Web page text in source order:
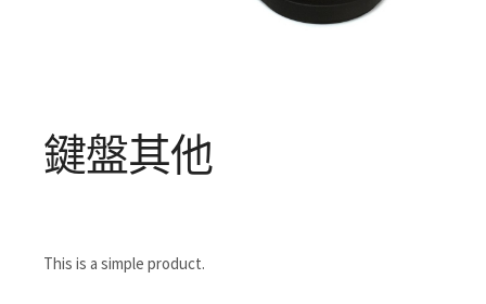
鍵盤其他
This is a simple product.